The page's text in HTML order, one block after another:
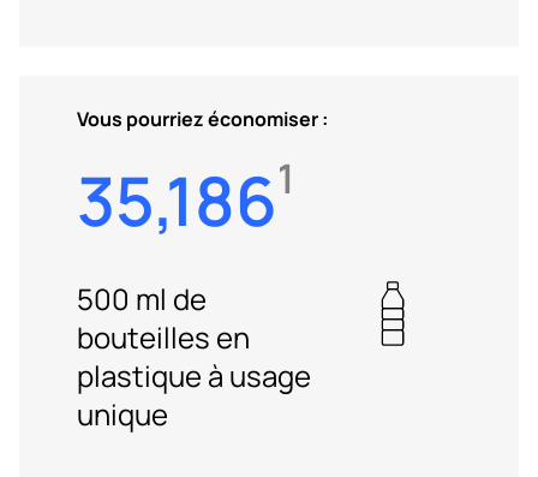
Vous pourriez économiser :
35,1861
500 ml de
bouteilles en
plastique à usage
unique